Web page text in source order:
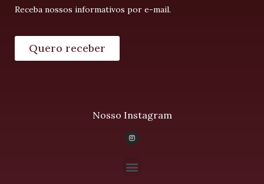
Receba nossos informativos por e-mail.
Quero receber
Nosso Instagram